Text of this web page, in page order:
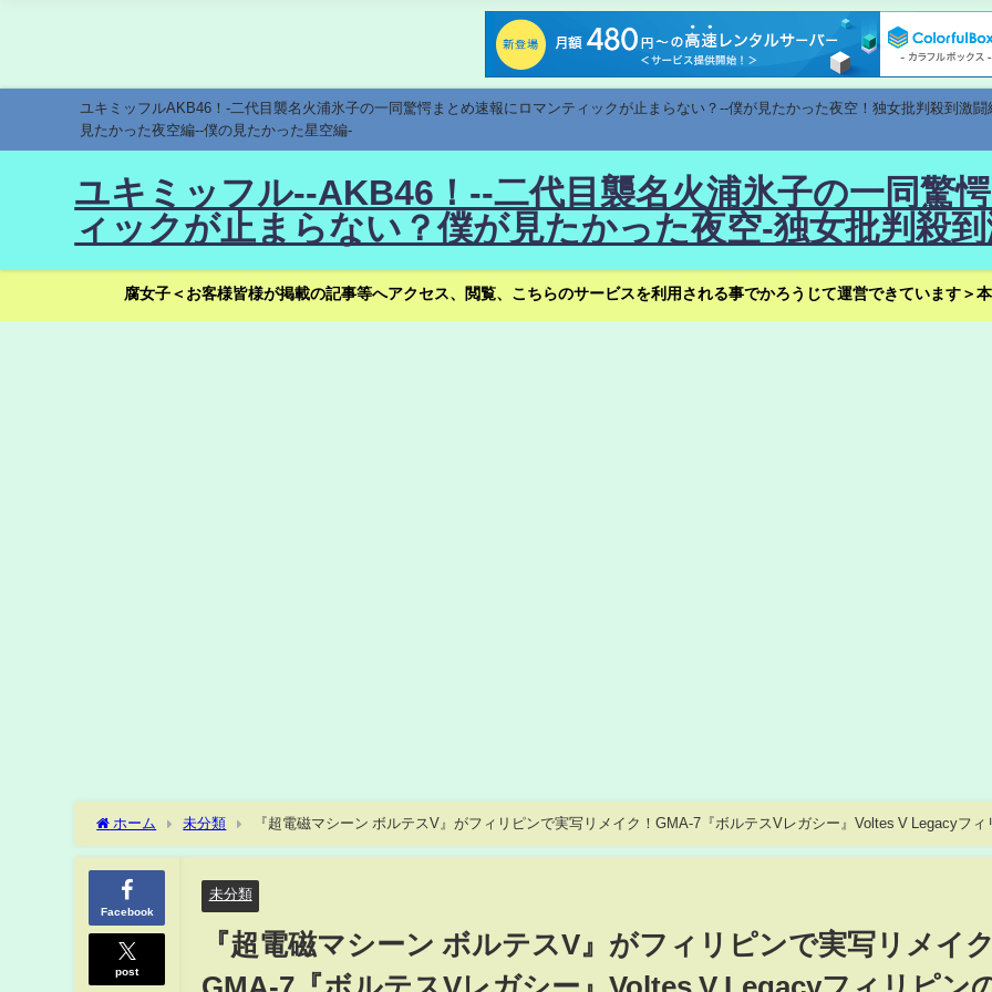
ユキミッフルAKB46！-二代目襲名火浦氷子の一同驚愕まとめ速報にロマンティックが止まらない？--僕が見たかった夜空！独女批判殺到激
見たかった夜空編--僕の見たかった星空編-
ユキミッフル--AKB46！--二代目襲名火浦氷子の一同驚
ィックが止まらない？僕が見たかった夜空-独女批判殺
腐女子＜お客様皆様が掲載の記事等へアクセス、閲覧、こちらのサービスを利用される事でかろうじて運営できています＞
ホーム 未分類
『超電磁マシーン ボルテスV』がフィリピンで実写リメイク！GMA-7『ボルテスVレガシー』Voltes V Legacyフィ
ンの3DCGアニメーション＋実写
Facebook
post
未分類
『超電磁マシーン ボルテスV』がフィリピンで実写リメイク
GMA-7『ボルテスVレガシー』Voltes V Legacyフィリピン